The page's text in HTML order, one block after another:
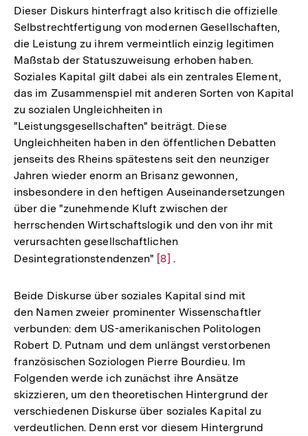
Dieser Diskurs hinterfragt also kritisch die offizielle
Selbstrechtfertigung von modernen Gesellschaften,
die Leistung zu ihrem vermeintlich einzig legitimen
Maßstab der Statuszuweisung erhoben haben.
Soziales Kapital gilt dabei als ein zentrales Element,
das im Zusammenspiel mit anderen Sorten von Kapital
zu sozialen Ungleichheiten in
"Leistungsgesellschaften" beiträgt. Diese
Ungleichheiten haben in den öffentlichen Debatten
jenseits des Rheins spätestens seit den neunziger
Jahren wieder enorm an Brisanz gewonnen,
insbesondere in den heftigen Auseinandersetzungen
über die "zunehmende Kluft zwischen der
herrschenden Wirtschaftslogik und den von ihr mit
verursachten gesellschaftlichen
Desintegrationstendenzen" Zur
der
Fußnote
[8] .
Beide Diskurse über soziales Kapital sind mit
den Namen zweier prominenter Wissenschaftler
verbunden: dem US-amerikanischen Politologen
Robert D. Putnam und dem unlängst verstorbenen
französischen Soziologen Pierre Bourdieu. Im
Folgenden werde ich zunächst ihre Ansätze
skizzieren, um den theoretischen Hintergrund der
verschiedenen Diskurse über soziales Kapital zu
verdeutlichen. Denn erst vor diesem Hintergrund